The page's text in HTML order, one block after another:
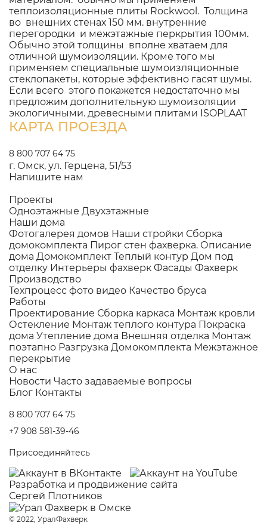
теплоизоляционные плиты Rockwool. Толщина
во внешних стенах 150 мм. внутренние
перегородки и межэтажные перкрытия 100мм.
Обычно этой толщины вполне хватаем для
отличной шумоизоляции. Кроме того мы
применяем специальные шумоизляционные
стеклопакеты, которые эффективно гасят шумы.
Если всего этого покажется недостаточно мы
предложим дополнительную шумоизоляции
экологичными. древесными плитами ISOPLAAT
КАРТА ПРОЕЗДА
8 800 707 64 75
г. Омск, ул. Герцена, 51/53
Напишите нам
Проекты
Одноэтажные Двухэтажные
Наши дома
Фотогалерея домов Наши стройки Сборка
домокомплекта Пирог стен фахверка. Описание
дома Домокомплект Теплый контур Дом под
отделку Интерьеры фахверк Фасады Фахверк
Производство
Техпроцесс фото видео Качество бруса
Работы
Проектирование Сборка каркаса Монтаж кровли
Остекление Монтаж теплого контура Покраска
дома Утепление дома Внешняя отделка Монтаж
поэтапно Разгрузка Домокомплекта Межэтажное
перекрытие
О нас
Новости Часто задаваемые вопросы
Блог Контакты
8 800 707 64 75
+7 908 581-39-46
Присоединяйтесь
Разработка и продвижение сайта
Сергей Плотников
© 2022, УралФахверк